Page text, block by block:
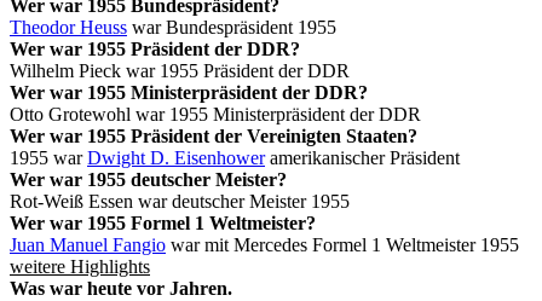
Wer war 1955 Bundespräsident?
Theodor Heuss war Bundespräsident 1955
Wer war 1955 Präsident der DDR?
Wilhelm Pieck war 1955 Präsident der DDR
Wer war 1955 Ministerpräsident der DDR?
Otto Grotewohl war 1955 Ministerpräsident der DDR
Wer war 1955 Präsident der Vereinigten Staaten?
1955 warDwight D. Eisenhoweramerikanischer Präsident
Wer war 1955 deutscher Meister?
Rot-Weiß Essen war deutscher Meister 1955
Wer war 1955 Formel 1 Weltmeister?
Juan Manuel Fangio war mit Mercedes Formel 1 Weltmeister 1955
weitere Highlights
Was war heute vor Jahren.